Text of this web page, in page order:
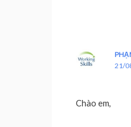
21/
Chào em,